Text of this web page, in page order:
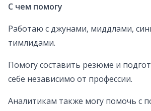
С чем помогу
Работаю с джунами, миддлами,
тимлидами.
Помогу составить резюме и
себе независимо от профессии.
Аналитикам также могу помочь с